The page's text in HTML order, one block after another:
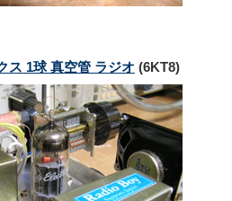
ス 1球 真空管 ラジオ (6KT8)